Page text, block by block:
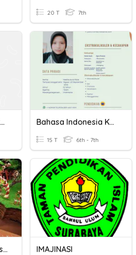
20 T 7th
Mengidentifikasi Informasi Dalam Teks Deskripsi Bahasa Indonesia Kelas 6 Tema 4
15 T 6th - 7th
Kuis Bahasa Indonesia IMAJINASI